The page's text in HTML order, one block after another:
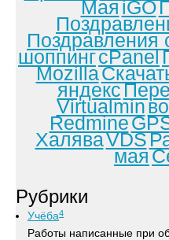
МаяiGO
шоппингcPanel
Mozilla
яндекс
Virtualmin
Redmine
ХаляваVDS
мая
Рубрики
Учёба4
Работы написанные при